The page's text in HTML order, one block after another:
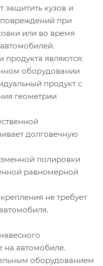
защитить кузов и
при
или во время
являются:
оборудовании
продукт с
геометрии
долговечную
полировки
равномерной
не требует
на автомобиле.
оборудованием